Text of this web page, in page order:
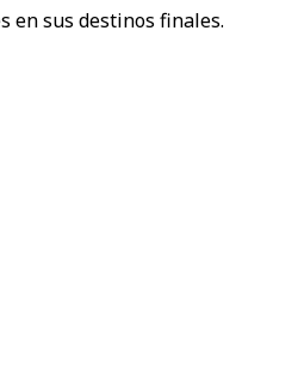
en sus destinos finales.